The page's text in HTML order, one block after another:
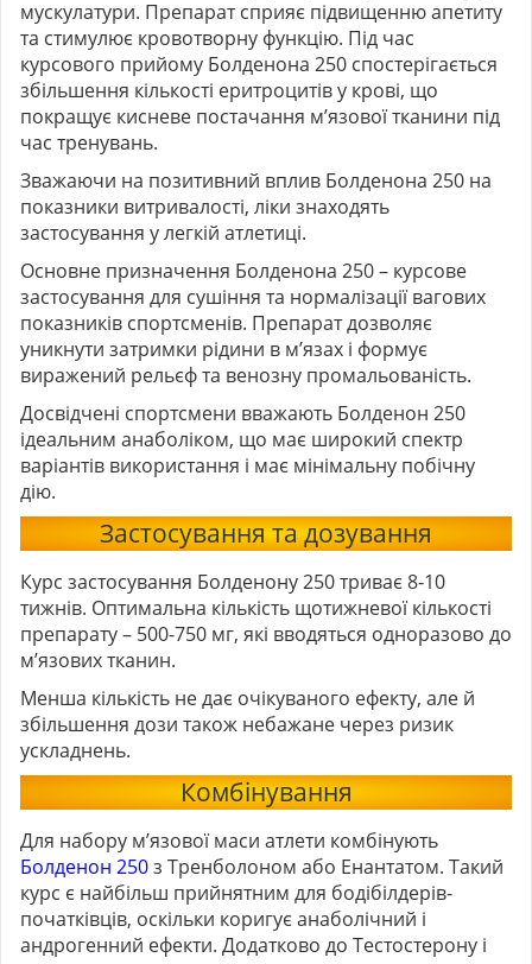
мускулатури. Препарат сприяє підвищенню апетиту
та стимулює кровотворну функцію. Під час
курсового прийому Болденона 250 спостерігається
збільшення кількості еритроцитів у крові, що
покращує кисневе постачання м’язової тканини під
час тренувань.
Зважаючи на позитивний вплив Болденона 250 на
показники витривалості, ліки знаходять
застосування у легкій атлетиці.
Основне призначення Болденона 250 – курсове
застосування для сушіння та нормалізації вагових
показників спортсменів. Препарат дозволяє
уникнути затримки рідини в м’язах і формує
виражений рельєф та венозну промальованість.
Досвідчені спортсмени вважають Болденон 250
ідеальним анаболіком, що має широкий спектр
варіантів використання і має мінімальну побічну
дію.
Застосування та дозування
Курс застосування Болденону 250 триває 8-10
тижнів. Оптимальна кількість щотижневої кількості
препарату – 500-750 мг, які вводяться одноразово до
м’язових тканин.
Менша кількість не дає очікуваного ефекту, але й
збільшення дози також небажане через ризик
ускладнень.
Комбінування
Для набору м’язової маси атлети комбінують
Болденон 250з Тренболоном або Енантатом. Такий
курс є найбільш прийнятним для бодібілдерів-
початківців, оскільки коригує анаболічний і
андрогенний ефекти. Додатково до Тестостерону і